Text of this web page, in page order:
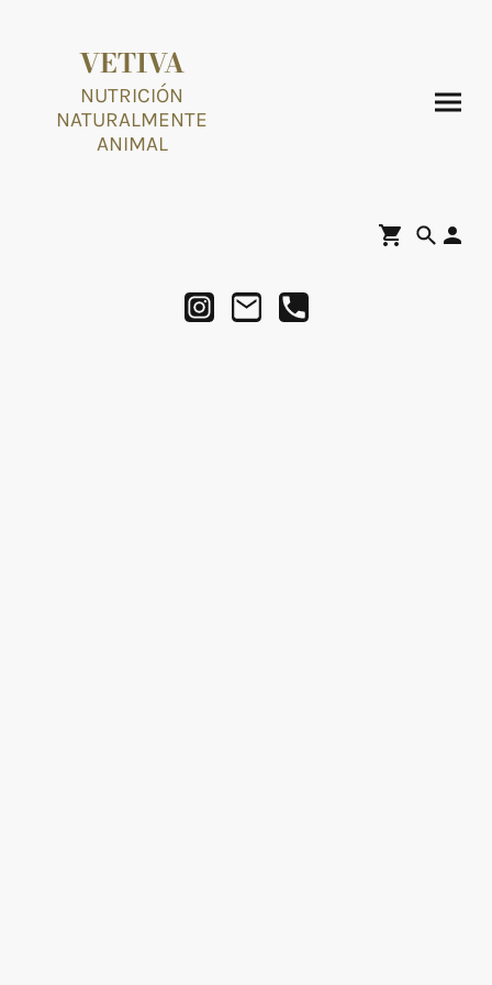
VETIVA
NUTRICIÓN
NATURALMENTE
ANIMAL